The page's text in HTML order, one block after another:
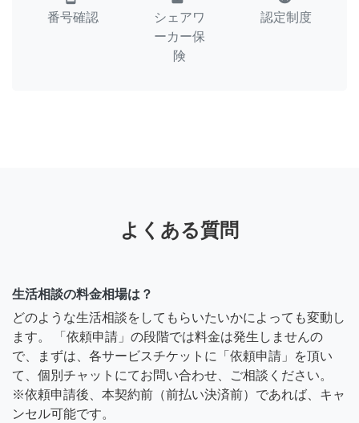
番号確認
シェアワ
ーカー保
険
認定制度
よくある質問
生活相談の料金相場は？
どのような生活相談をしてもらいたいかによっても変動し
ます。 「依頼申請」の段階では料金は発生しませんの
で、まずは、各サービスチケットに「依頼申請」を頂い
て、個別チャットにてお問い合わせ、ご相談ください。
※依頼申請後、本契約前（前払い決済前）であれば、キャ
ンセル可能です。